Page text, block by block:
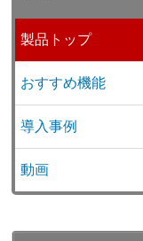
製品トップ
おすすめ機能
導入事例
動画